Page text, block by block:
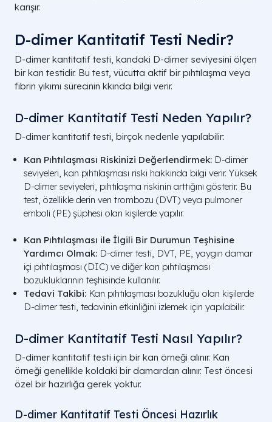
karışır.
D-dimer Kantitatif Testi Nedir?
D-dimer kantitatif testi, kandaki D-dimer seviyesini ölçen
bir kan testidir. Bu test, vücutta aktif bir pıhtılaşma veya
fibrin yıkımı sürecinin kkında bilgi verir.
D-dimer Kantitatif Testi Neden Yapılır?
D-dimer kantitatif testi, birçok nedenle yapılabilir:
Kan Pıhtılaşması Riskinizi Değerlendirmek: D-dimer
seviyeleri, kan pıhtılaşması riski hakkında bilgi verir. Yüksek
D-dimer seviyeleri, pıhtılaşma riskinin arttığını gösterir. Bu
test, özellikle derin ven trombozu (DVT) veya pulmoner
emboli (PE) şüphesi olan kişilerde yapılır.
Kan Pıhtılaşması ile İlgili Bir Durumun Teşhisine
Yardımcı Olmak: D-dimer testi, DVT, PE, yaygın damar
içi pıhtılaşması (DIC) ve diğer kan pıhtılaşması
bozukluklarının teşhisinde kullanılır.
Tedavi Takibi: Kan pıhtılaşması bozukluğu olan kişilerde
D-dimer testi, tedavinin etkinliğini izlemek için yapılabilir.
D-dimer Kantitatif Testi Nasıl Yapılır?
D-dimer kantitatif testi için bir kan örneği alınır. Kan
örneği genellikle koldaki bir damardan alınır. Test öncesi
özel bir hazırlığa gerek yoktur.
D-dimer Kantitatif Testi Öncesi Hazırlık